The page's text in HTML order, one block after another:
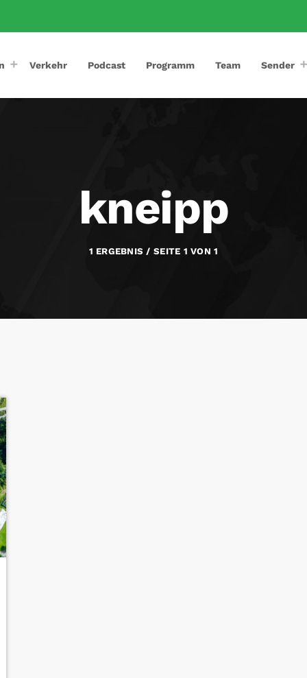
Verkehr Podcast Programm Team Sender
kneipp
1 ERGEBNIS / SEITE 1 VON 1